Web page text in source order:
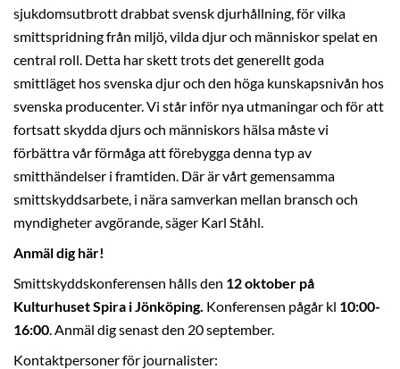
sjukdomsutbrott drabbat svensk djurhållning, för vilka
smittspridning från miljö, vilda djur och människor spelat en
central roll. Detta har skett trots det generellt goda
smittläget hos svenska djur och den höga kunskapsnivån hos
svenska producenter. Vi står inför nya utmaningar och för att
fortsatt skydda djurs och människors hälsa måste vi
förbättra vår förmåga att förebygga denna typ av
smitthändelser i framtiden. Där är vårt gemensamma
smittskyddsarbete, i nära samverkan mellan bransch och
myndigheter avgörande, säger Karl Ståhl.
Anmäl dig här!
Smittskyddskonferensen hålls den 12 oktober på
Kulturhuset Spira i Jönköping. Konferensen pågår kl 10:00-
16:00. Anmäl dig senast den 20 september.
Kontaktpersoner för journalister: